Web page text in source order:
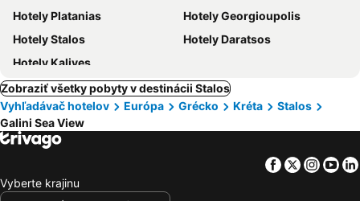
Hotely Platanias
Hotely Georgioupolis
Hotely Stalos
Hotely Daratsos
Hotely Kalives
Zobraziť všetky pobyty v destinácii Stalos
Vyhľadávač hotelov
Európa Grécko Kréta
Stalos
Galini Sea View
Facebook
Twitter
Vyberte krajinu